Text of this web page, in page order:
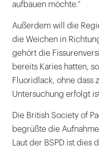
aufbauen möchte.“
Außerdem will die
die Weichen in
gehört die
bereits Karies hatten,
Fluoridlack, ohne dass
Untersuchung erfolgt
Die British Society of
begrüßte die
Laut der BSPD ist dies